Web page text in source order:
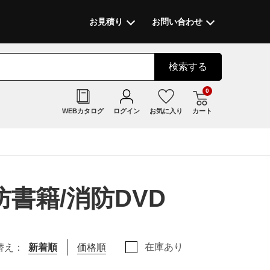
お見積り お問い合わせ
検索する
WEBカタログ ログイン お気に入り カート
0
書籍/消防DVD
： 新着順 価格順 在庫あり